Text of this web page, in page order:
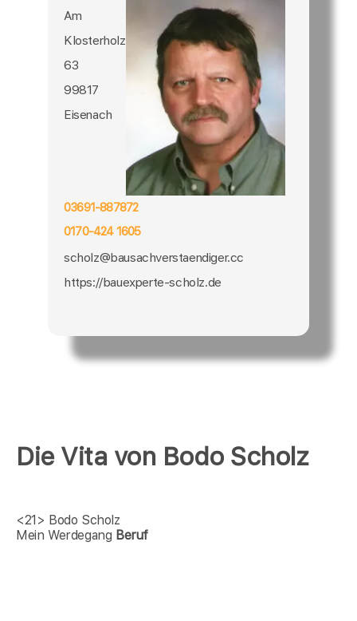
Die Vita von Bodo Scholz
<21> Bodo Scholz
Mein Werdegang Beruf
Am
Klosterholz
63
99817
Eisenach
03691-887872
0170-424 1605
scholz@bausachverstaendiger.cc
https://bauexperte-scholz.de